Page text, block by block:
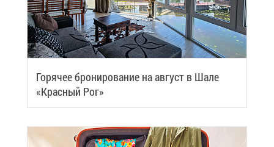
Го­ря­чее бро­ни­ро­ва­ние на ав­густ в Ша­ле
«Крас­ный Рог»